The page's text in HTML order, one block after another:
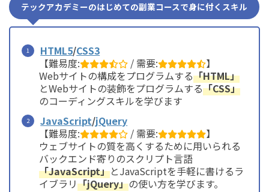
テックアカデミーのはじめての副業コースで身に付くスキル
HTML5/CSS3
【難易度:
/ 需要:
】
Webサイトの構成をプログラムする「HTML」
とWebサイトの装飾をプログラムする「CSS」
のコーディングスキルを学びます
JavaScript/jQuery
【難易度:
/ 需要:
】
ウェブサイトの質を高くするために用いられる
バックエンド寄りのスクリプト言語
「JavaScript」とJavaScriptを手軽に書けるラ
イブラリ「jQuery」の使い方を学びます。